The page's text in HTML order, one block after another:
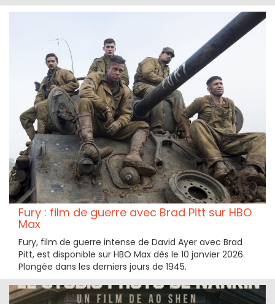
Fury : film de guerre avec Brad Pitt sur HBO
Max
Fury, film de guerre intense de David Ayer avec Brad
Pitt, est disponible sur HBO Max dès le 10 janvier 2026.
Plongée dans les derniers jours de 1945.